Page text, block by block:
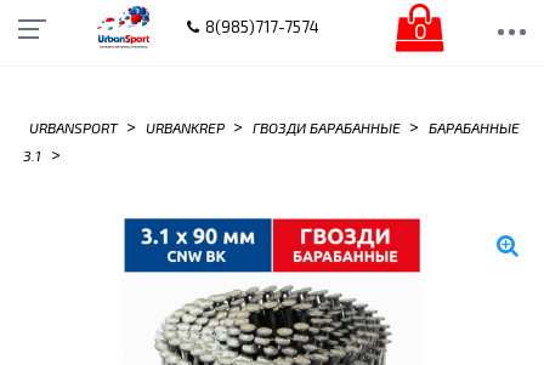
8(985)717-7574 0
URBANSPORT > URBANKREP > ГВОЗДИ БАРАБАННЫЕ >
БАРАБАННЫЕ
3.1
>